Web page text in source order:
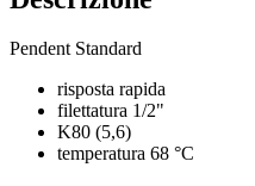
Pendent Standard
risposta rapida
filettatura 1/2"
K80 (5,6)
temperatura 68 °C